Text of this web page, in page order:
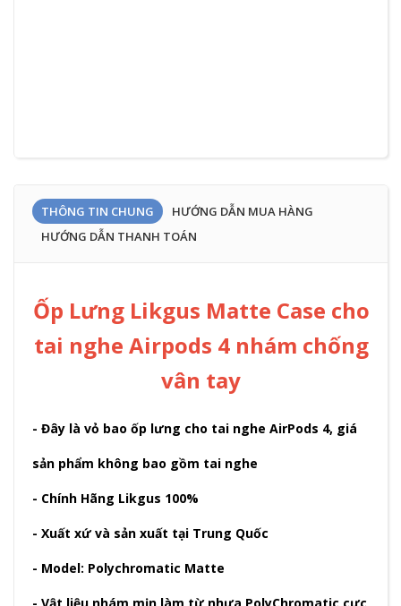
THÔNG TIN CHUNG
HƯỚNG DẪN MUA HÀNG
HƯỚNG DẪN THANH TOÁN
Ốp Lưng Likgus Matte Case cho
tai nghe Airpods 4 nhám chống
vân tay
- Đây là vỏ bao ốp lưng cho tai nghe AirPods 4, giá
sản phẩm không bao gồm tai nghe
- Chính Hãng Likgus 100%
- Xuất xứ và sản xuất tại Trung Quốc
- Model: Polychromatic Matte